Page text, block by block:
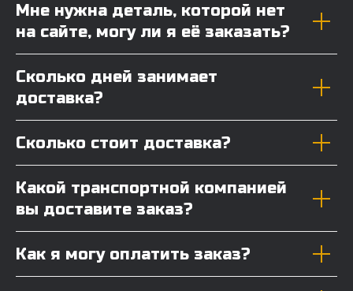
Мне нужна деталь, которой нет
на сайте, могу ли я её заказать?
Сколько дней занимает
доставка?
Сколько стоит доставка?
Какой транспортной компанией
вы доставите заказ?
Как я могу оплатить заказ?